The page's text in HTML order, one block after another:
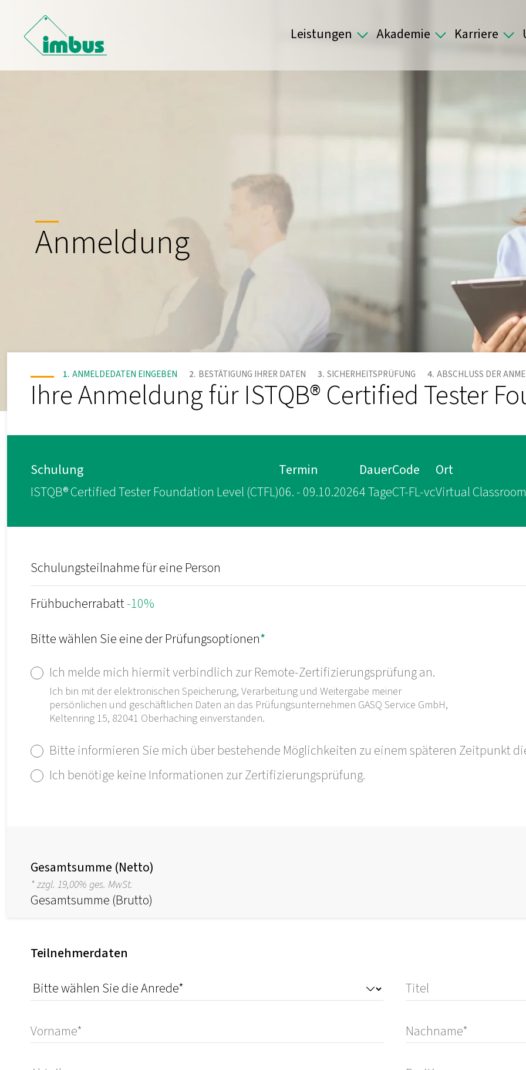
Leistungen Akademie Karriere
Anmeldung
ANMELDEDATEN EINGEBEN BESTÄTIGUNG IHRER DATEN SICHERHEITSPRÜFUNG ABSCHLUSS DER
Ihre Anmeldung für ISTQB® Certified Tester
Schulung
ISTQB® Certified Tester Foundation Level (CTFL)
Termin
06. - 09.10.2026
Dauer
4 Tage
Code
CT-FL-vc
Ort
Virtual
Schulungsteilnahme für eine Person
Frühbucherrabatt-10%
Bitte wählen Sie eine der Prüfungsoptionen*
Ich melde mich hiermit verbindlich zur Remote-Zertifizierungsprüfung an.
Ich bin mit der elektronischen Speicherung, Verarbeitung und Weitergabe meiner
persönlichen und geschäftlichen Daten an das Prüfungsunternehmen GASQ Service GmbH,
Keltenring 15, 82041 Oberhaching einverstanden.
Bitte informieren Sie mich über bestehende Möglichkeiten zu einem späteren Zeitpunkt
Ich benötige keine Informationen zur Zertifizierungsprüfung.
Gesamtsumme (Netto)
* zzgl. 19,00% ges. MwSt.
Gesamtsumme (Brutto)
Teilnehmerdaten